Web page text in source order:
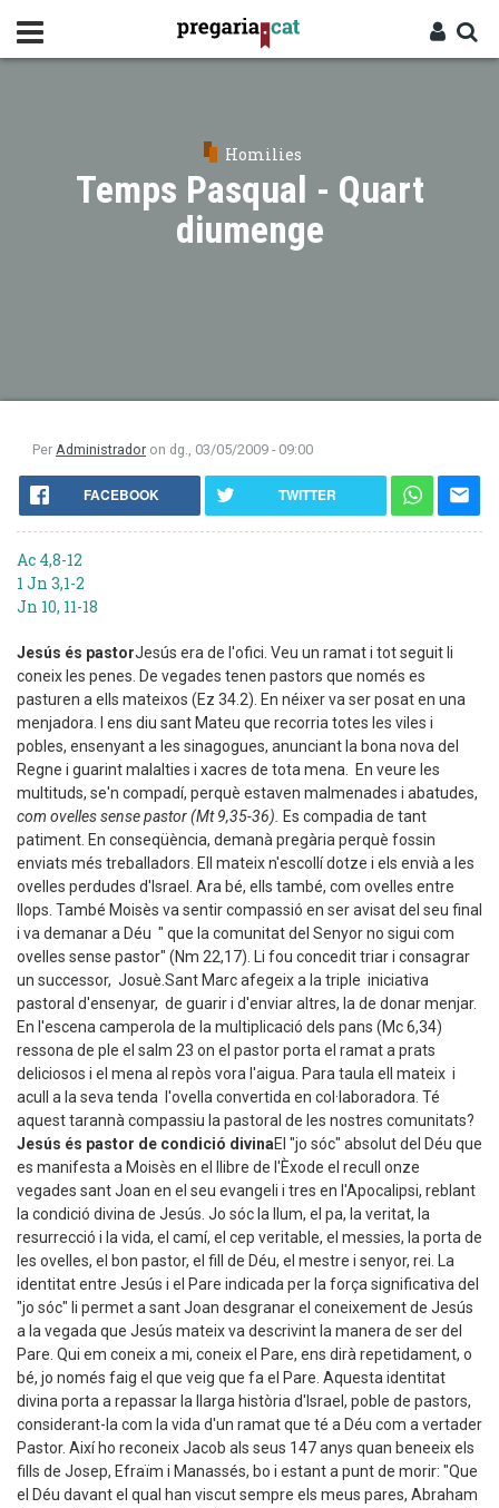
contingut
Homilies
Temps Pasqual - Quart
diumenge
Per Administrador on dg., 03/05/2009 - 09:00
FACEBOOK TWITTER
Ac 4,8-12
1 Jn 3,1-2
Jn 10, 11-18
Jesús és pastorJesús era de l'ofici. Veu un ramat i tot seguit li
coneix les penes. De vegades tenen pastors que només es
pasturen a ells mateixos (Ez 34.2). En néixer va ser posat en una
menjadora. I ens diu sant Mateu que recorria totes les viles i
pobles, ensenyant a les sinagogues, anunciant la bona nova del
Regne i guarint malalties i xacres de tota mena. En veure les
multituds, se'n compadí, perquè estaven malmenades i abatudes,
com ovelles sense pastor (Mt 9,35-36).
Es compadia de tant
patiment. En conseqüència, demanà pregària perquè fossin
enviats més treballadors. Ell mateix n'escollí dotze i els envià a les
ovelles perdudes d'Israel. Ara bé, ells també, com ovelles entre
llops. També Moisès va sentir compassió en ser avisat del seu final
i va demanar a Déu " que la comunitat del Senyor no sigui com
ovelles sense pastor" (Nm 22,17). Li fou concedit triar i consagrar
un successor, Josuè. Sant Marc afegeix a la triple iniciativa
pastoral d'ensenyar, de guarir i d'enviar altres, la de donar menjar.
En l'escena camperola de la multiplicació dels pans (Mc 6,34)
ressona de ple el salm 23 on el pastor porta el ramat a prats
deliciosos i el mena al repòs vora l'aigua. Para taula ell mateix i
acull a la seva tenda l'ovella convertida en col·laboradora. Té
aquest tarannà compassiu la pastoral de les nostres comunitats?
Jesús és pastor de condició divinaEl "jo sóc" absolut del Déu que
es manifesta a Moisès en el llibre de l'Èxode el recull onze
vegades sant Joan en el seu evangeli i tres en l'Apocalipsi, reblant
la condició divina de Jesús. Jo sóc la llum, el pa, la veritat, la
resurrecció i la vida, el camí, el cep veritable, el messies, la porta de
les ovelles, el bon pastor, el fill de Déu, el mestre i senyor, rei. La
identitat entre Jesús i el Pare indicada per la força significativa del
"jo sóc" li permet a sant Joan desgranar el coneixement de Jesús
a la vegada que Jesús mateix va descrivint la manera de ser del
Pare. Qui em coneix a mi, coneix el Pare, ens dirà repetidament, o
bé, jo només faig el que veig que fa el Pare. Aquesta identitat
divina porta a repassar la llarga història d'Israel, poble de pastors,
considerant-la com la vida d'un ramat que té a Déu com a vertader
Pastor. Així ho reconeix Jacob als seus 147 anys quan beneeix els
fills de Josep, Efraïm i Manassés, bo i estant a punt de morir: "Que
el Déu davant el qual han viscut sempre els meus pares, Abraham